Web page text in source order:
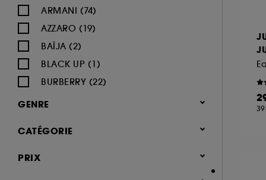
ARMANI (74)
AZZARO (19)
BAÏJA (2)
BLACK UP (1)
BURBERRY (22)
BVLGARI (12)
CACHAREL (24)
GENRE
Femme (1366)
Mixte (491)
CATÉGORIE
Parfum
PRIX